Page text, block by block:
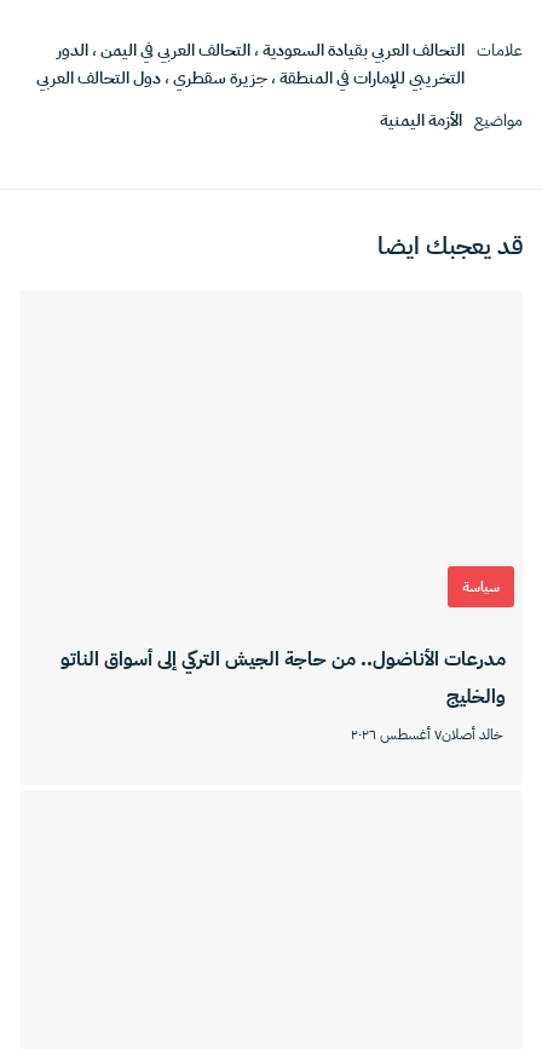
علامات التحالف العربي بقيادة السعودية،التحالف العربي في اليمن،الدور
التخريبي للإمارات في المنطقة،جزيرة سقطري،دول التحالف العربي
مواضيع الأزمة اليمنية
قد يعجبك ايضا
سياسة
مدرعات الأناضول.. من حاجة الجيش التركي إلى أسواق الناتو
والخليج
خالد أصلان٧ أغسطس ٢٠٢٦